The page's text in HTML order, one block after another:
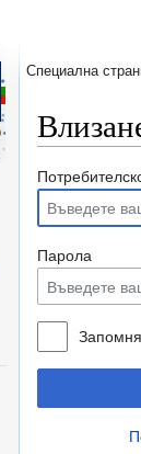
Парола
Специална